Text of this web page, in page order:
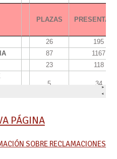
PÁGINA
SOBRE RECLAMACIONES